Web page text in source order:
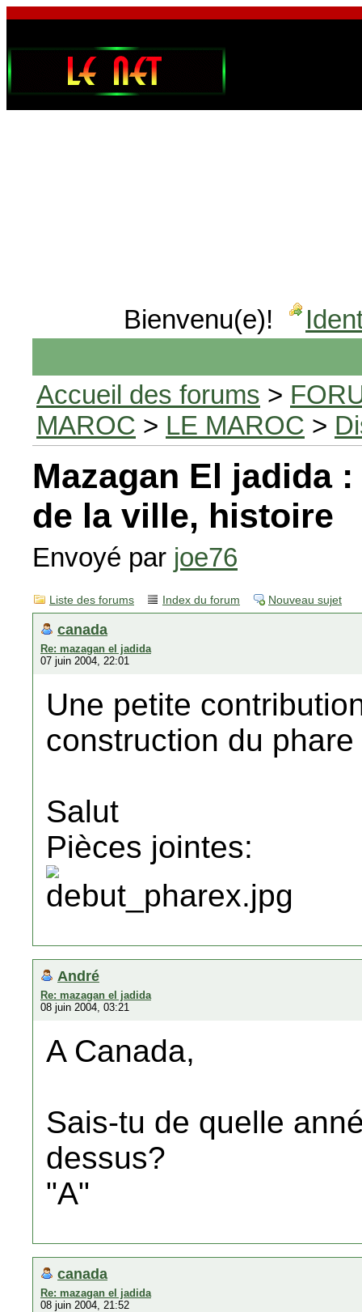
Bienvenu(e)!
Accueil des forums >
MAROC > LE MAROC >
Mazagan El jadida
de la ville, histoire
Envoyé par joe76
Liste des forums Index du forum Nouveau sujet
canada
Re: mazagan el jadida
07 juin 2004, 22:01
Une petite
construction du
Salut
Pièces jointes:
André
Re: mazagan el jadida
08 juin 2004, 03:21
A Canada,
Sais-tu de quelle
dessus?
"A"
canada
Re: mazagan el jadida
08 juin 2004, 21:52